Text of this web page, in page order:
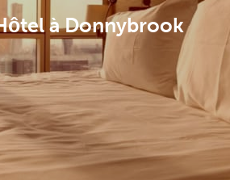
à Donnybrook